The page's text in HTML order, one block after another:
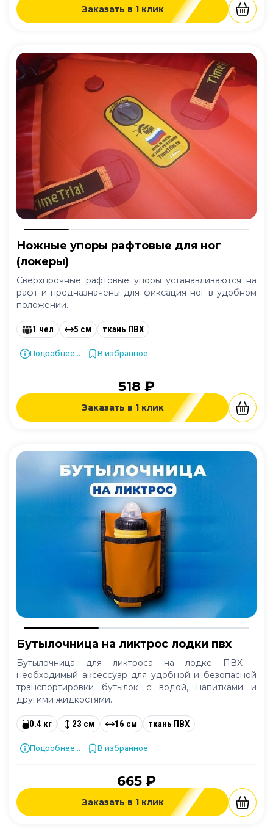
Заказать в 1 клик
Ножные упоры рафтовые для ног
(локеры)
Сверхпрочные рафтовые упоры устанавливаются на
рафт и предназначены для фиксация ног в удобном
положении.
1 чел 5 см ткань ПВХ
Подробнее... В избранное
518 ₽
Заказать в 1 клик
Бутылочница на ликтрос лодки пвх
Бутылочница для ликтроса на лодке ПВХ -
необходимый аксессуар для удобной и безопасной
транспортировки бутылок с водой, напитками и
другими жидкостями.
0.4 кг 23 см 16 см ткань ПВХ
Подробнее... В избранное
665 ₽
Заказать в 1 клик